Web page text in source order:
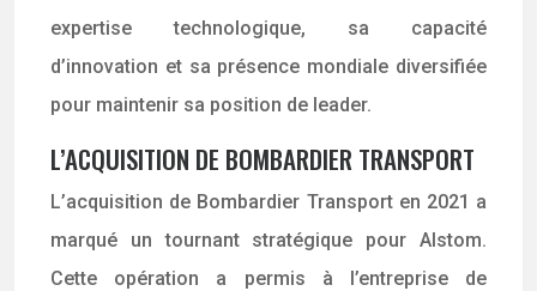
expertise technologique, sa capacité
d’innovation et sa présence mondiale diversifiée
pour maintenir sa position de leader.
L’ACQUISITION DE BOMBARDIER TRANSPORT
L’acquisition de Bombardier Transport en 2021 a
marqué un tournant stratégique pour Alstom.
Cette opération a permis à l’entreprise de